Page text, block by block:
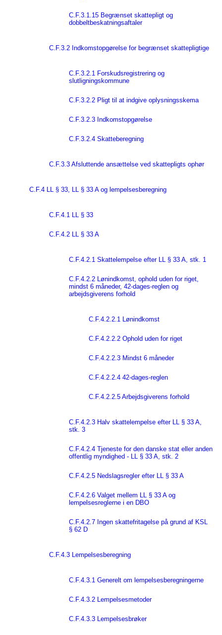
C.F.3.1.15 Begrænset skattepligt og
dobbeltbeskatningsaftaler
C.F.3.2 Indkomstopgørelse for begrænset skattepligtige
C.F.3.2.1 Forskudsregistrering og
slutligningskommune
C.F.3.2.2 Pligt til at indgive oplysningsskema
C.F.3.2.3 Indkomstopgørelse
C.F.3.2.4 Skatteberegning
C.F.3.3 Afsluttende ansættelse ved skattepligts ophør
C.F.4 LL § 33, LL § 33 A og lempelsesberegning
C.F.4.1 LL § 33
C.F.4.2 LL § 33 A
C.F.4.2.1 Skattelempelse efter LL § 33 A, stk. 1
C.F.4.2.2 Lønindkomst, ophold uden for riget,
mindst 6 måneder, 42-dages-reglen og
arbejdsgiverens forhold
C.F.4.2.2.1 Lønindkomst
C.F.4.2.2.2 Ophold uden for riget
C.F.4.2.2.3 Mindst 6 måneder
C.F.4.2.2.4 42-dages-reglen
C.F.4.2.2.5 Arbejdsgiverens forhold
C.F.4.2.3 Halv skattelempelse efter LL § 33 A,
stk. 3
C.F.4.2.4 Tjeneste for den danske stat eller anden
offentlig myndighed - LL § 33 A, stk. 2
C.F.4.2.5 Nedslagsregler efter LL § 33 A
C.F.4.2.6 Valget mellem LL § 33 A og
lempelsesreglerne i en DBO
C.F.4.2.7 Ingen skattefritagelse på grund af KSL
§ 62 D
C.F.4.3 Lempelsesberegning
C.F.4.3.1 Generelt om lempelsesberegningerne
C.F.4.3.2 Lempelsesmetoder
C.F.4.3.3 Lempelsesbrøker